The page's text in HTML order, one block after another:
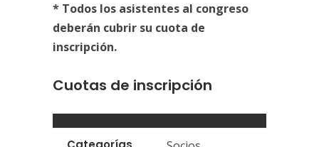
* Todos los asistentes al congreso
deberán cubrir su cuota de
inscripción.
Cuotas de inscripción